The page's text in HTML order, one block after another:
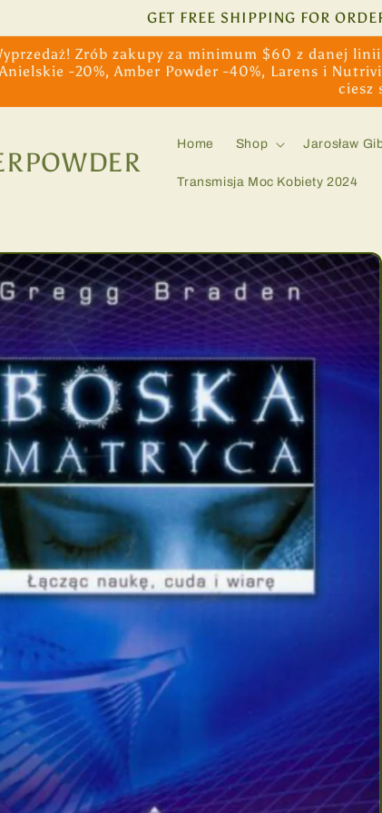
GET FREE SHIPPING FOR
Zrób zakupy za minimum $60 z danej
-20%, Amber Powder -40%, Larens i
ciesz
Home Shop Jarosław
Transmisja Moc Kobiety 2024